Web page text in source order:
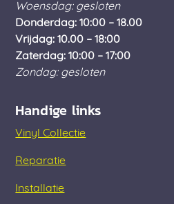
Woensdag: gesloten
Donderdag: 10:00 – 18.00
Vrijdag: 10.00 – 18:00
Zaterdag: 10:00 – 17:00
Zondag: gesloten
Handige links
Vinyl Collectie
Reparatie
Installatie